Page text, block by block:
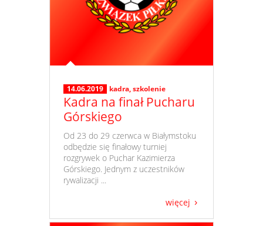
14.06.2019 kadra,szkolenie
Kadra na finał Pucharu
Górskiego
​ Od 23 do 29 czerwca w Białymstoku
odbędzie się finałowy turniej
rozgrywek o Puchar Kazimierza
Górskiego. Jednym z uczestników
rywalizacji ...
więcej